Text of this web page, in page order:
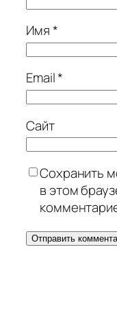
Имя*
Email*
Сайт
Сохранить
в этом